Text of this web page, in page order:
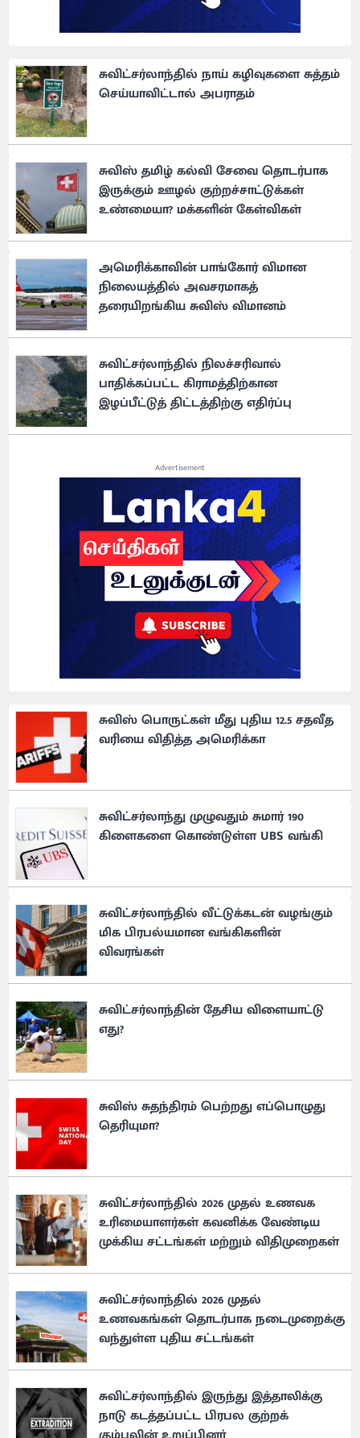
சுவிட்சர்லாந்தில் நாய் கழிவுகளை சுத்தம்
செய்யாவிட்டால் அபராதம்
சுவிஸ் தமிழ் கல்வி சேவை தொடர்பாக
இருக்கும் ஊழல் குற்றச்சாட்டுக்கள்
உண்மையா? மக்களின் கேள்விகள்
அமெரிக்காவின் பாங்கோர் விமான
நிலையத்தில் அவசரமாகத்
தரையிறங்கிய சுவிஸ் விமானம்
சுவிட்சர்லாந்தில் நிலச்சரிவால்
பாதிக்கப்பட்ட கிராமத்திற்கான
இழப்பீட்டுத் திட்டத்திற்கு எதிர்ப்பு
Advertisement
சுவிஸ் பொருட்கள் மீது புதிய 12.5 சதவீத ​​
வரியை விதித்த அமெரிக்கா
சுவிட்சர்லாந்து முழுவதும் சுமார் 190
கிளைகளை கொண்டுள்ள UBS வங்கி
சுவிட்சர்லாந்தில் வீட்டுக்கடன் வழங்கும்
மிக பிரபல்யமான வங்கிகளின்
விவரங்கள்
சுவிட்சர்லாந்தின் தேசிய விளையாட்டு
எது?
சுவிஸ் சுதந்திரம் பெற்றது எப்பொழுது
தெரியுமா?
சுவிட்சர்லாந்தில் 2026 முதல் உணவக
உரிமையாளர்கள் கவனிக்க வேண்டிய
முக்கிய சட்டங்கள் மற்றும் விதிமுறைகள்
சுவிட்சர்லாந்தில் 2026 முதல்
உணவகங்கள் தொடர்பாக நடைமுறைக்கு
வந்துள்ள புதிய சட்டங்கள்
சுவிட்சர்லாந்தில் இருந்து இத்தாலிக்கு
நாடு கடத்தப்பட்ட பிரபல குற்றக்